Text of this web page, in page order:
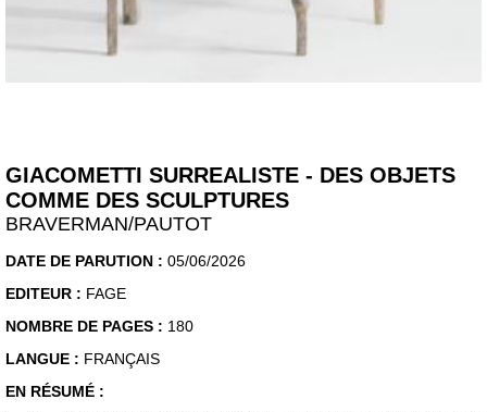
GIACOMETTI SURREALISTE - DES OBJETS
COMME DES SCULPTURES
BRAVERMAN/PAUTOT
DATE DE PARUTION : 05/06/2026
EDITEUR : FAGE
NOMBRE DE PAGES : 180
LANGUE : FRANÇAIS
EN RÉSUMÉ :